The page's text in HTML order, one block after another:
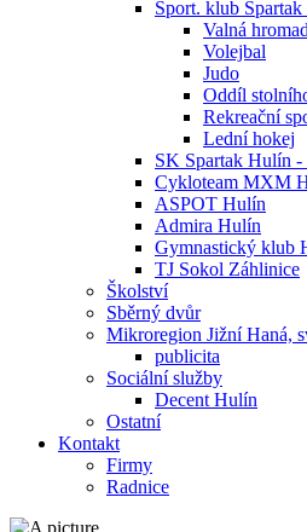
Sport. klub
Valná
Volejbal
Judo
Oddíl
Rekreační
Lední hokej
SK Spartak Hulín -
Cykloteam MXM
ASPOT Hulín
Admira Hulín
Gymnastický klub
TJ Sokol Záhlinice
Školství
Sběrný dvůr
Mikroregion Jižní Haná,
publicita
Sociální služby
Decent Hulín
Ostatní
Kontakt
Firmy
Radnice